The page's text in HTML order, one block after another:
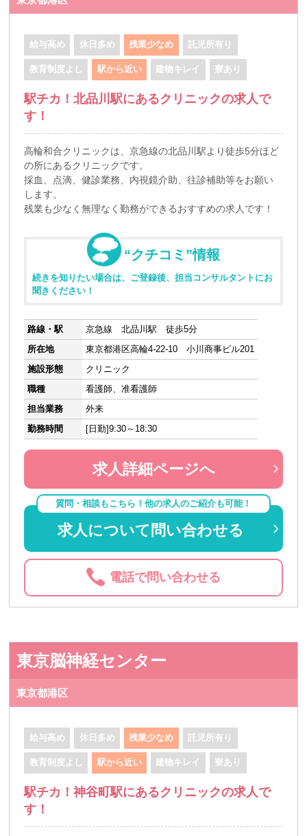
給与高め 休日多め 残業少なめ 託児所有り
教育制度よし 駅から近い 建物キレイ 寮あり
駅チカ！北品川駅にあるクリニックの求人で
す！
高輪和合クリニックは、京急線の北品川駅より徒歩5分ほど
の所にあるクリニックです。
採血、点滴、健診業務、内視鏡介助、往診補助等をお願い
します。
残業も少なく無理なく勤務ができるおすすめの求人です！
“クチコミ”情報
続きを知りたい場合は、ご登録後、担当コンサルタントにお
聞きください！
路線・駅
京急線 北品川駅 徒歩5分
所在地
東京都港区高輪4-22-10 小川商事ビル201
施設形態
クリニック
職種
看護師、准看護師
担当業務
外来
勤務時間
[日勤]9:30～18:30
求人詳細ページへ
質問・相談もこちら！他の求人のご紹介も可能！
求人について問い合わせる
電話で問い合わせる
東京脳神経センター
東京都港区
給与高め 休日多め 残業少なめ 託児所有り
教育制度よし 駅から近い 建物キレイ 寮あり
駅チカ！神谷町駅にあるクリニックの求人で
す！